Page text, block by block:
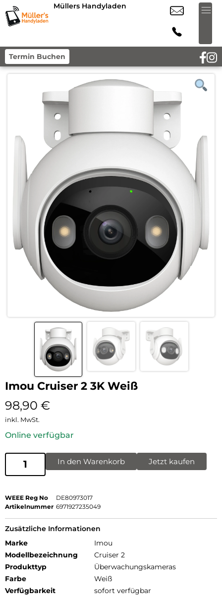
Müllers Handyladen
Termin Buchen
Imou Cruiser 2 3K Weiß
98,90 €
inkl. MwSt.
Online verfügbar
In den Warenkorb Jetzt kaufen
WEEE Reg No
DE80973017
Artikelnummer 6971927235049
Zusätzliche Informationen
Marke
Imou
Modellbezeichnung
Cruiser 2
Produkttyp
Überwachungskameras
Farbe
Weiß
Verfügbarkeit
sofort verfügbar